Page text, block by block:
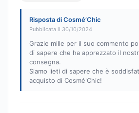
Risposta di Cosmé’Chic
Pubblicata il 30/10/2024
Grazie mille per il suo commento
di sapere che ha apprezzato il
consegna.
Siamo lieti di sapere che è
acquisto di Cosmé'Chic!